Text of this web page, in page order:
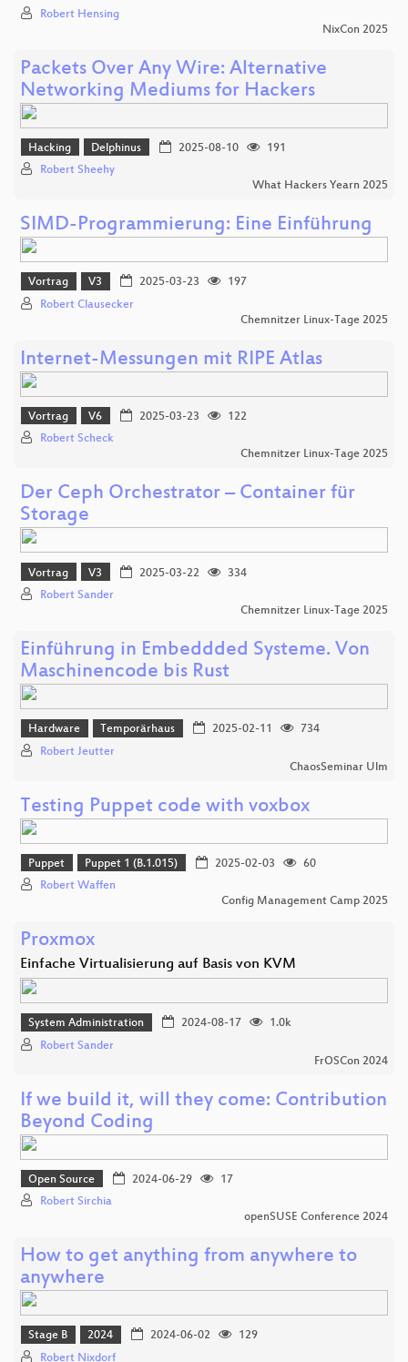
Robert Hensing
NixCon 2025
Packets Over Any Wire: Alternative
Networking Mediums for Hackers
Hacking Delphinus 2025-08-10
191
Robert Sheehy
What Hackers Yearn 2025
SIMD-Programmierung: Eine Einführung
Vortrag V3 2025-03-23
197
Robert Clausecker
Chemnitzer Linux-Tage 2025
Internet-Messungen mit RIPE Atlas
Vortrag V6 2025-03-23
122
Robert Scheck
Chemnitzer Linux-Tage 2025
Der Ceph Orchestrator – Container für
Storage
Vortrag V3 2025-03-22
334
Robert Sander
Chemnitzer Linux-Tage 2025
Einführung in Embeddded Systeme. Von
Maschinencode bis Rust
Hardware Temporärhaus 2025-02-11
734
Robert Jeutter
ChaosSeminar Ulm
Testing Puppet code with voxbox
Puppet Puppet 1 (B.1.015) 2025-02-03
60
Robert Waffen
Config Management Camp 2025
Proxmox
Einfache Virtualisierung auf Basis von KVM
System Administration 2024-08-17
1.0k
Robert Sander
FrOSCon 2024
If we build it, will they come: Contribution
Beyond Coding
Open Source 2024-06-29
17
Robert Sirchia
openSUSE Conference 2024
How to get anything from anywhere to
anywhere
Stage B 2024 2024-06-02
129
Robert Nixdorf